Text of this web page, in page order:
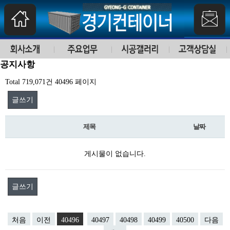
공지사항
Total 719,071건 40496 페이지
글쓰기
제목 날짜
게시물이 없습니다.
글쓰기
처음 이전 40496 40497 40498 40499 40500
다음